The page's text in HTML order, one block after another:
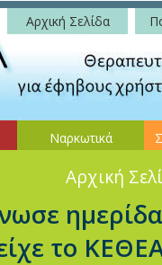
Αρχική Σελίδα
Ναρκωτικά
Αρχική
το